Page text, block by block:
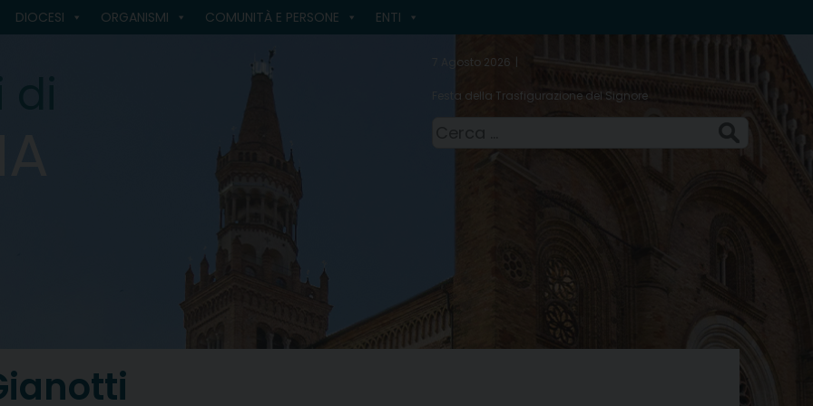
DIOCESI ORGANISMI COMUNITÀ E PERSONE ENTI
7 Agosto 2026
Festa della Trasfigurazione del Signore
per: